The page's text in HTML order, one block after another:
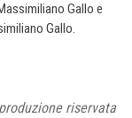
Gallo e
Gallo.
riservata